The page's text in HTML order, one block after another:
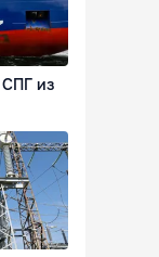
СПГ из